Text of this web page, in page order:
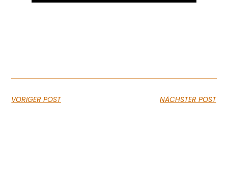
VORIGER POST NÄCHSTER POST